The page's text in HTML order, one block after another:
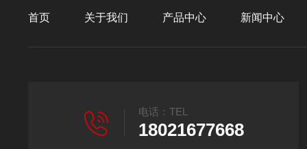
首页 关于我们 产品中心 新闻中心
电话：TEL
18021677668